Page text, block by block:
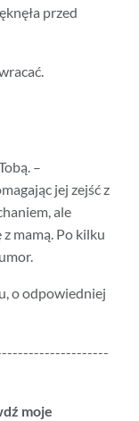
przed
–
jej zejść z
ale
z mamą. Po kilku
o odpowiedniej
moje